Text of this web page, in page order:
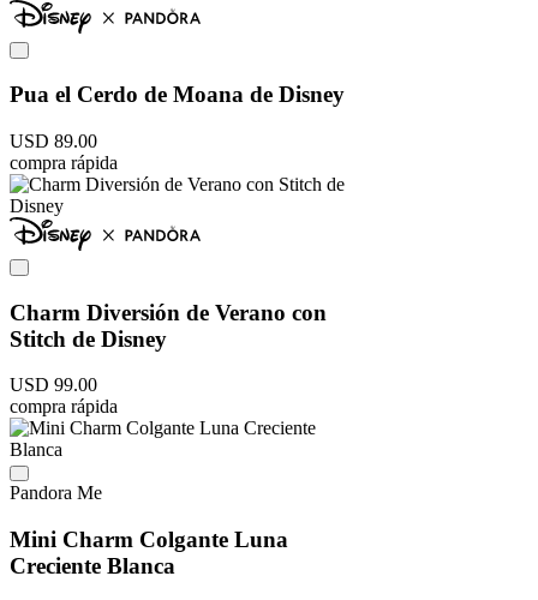
Pua el Cerdo de Moana de Disney
USD 89.00
compra rápida
Charm Diversión de Verano con
Stitch de Disney
USD 99.00
compra rápida
Pandora Me
Mini Charm Colgante Luna
Creciente Blanca